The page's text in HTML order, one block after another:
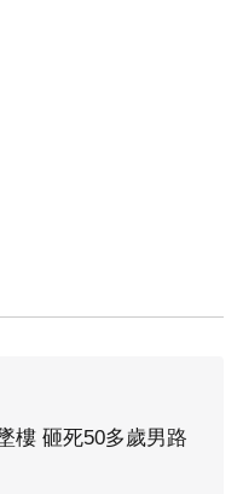
樓 砸死50多歲男路